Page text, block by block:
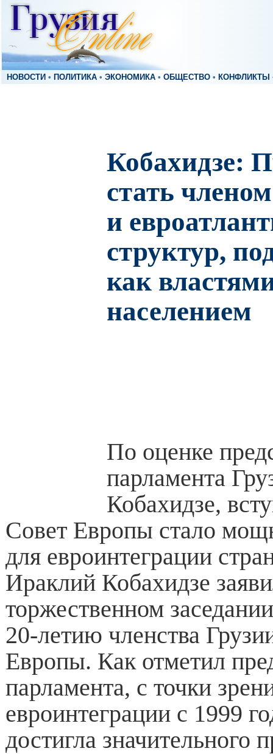
НОВОСТИ • ПОЛИТИКА • ЭКОНОМИКА • ОБЩЕСТВО • КОНФЛИКТЫ
Кобахидзе:
стать
и
структур,
как
населением
По оценке
парламента
Кобахидзе,
Совет Европы стало
для евроинтеграции
Ираклий Кобахидзе
торжественном
20-летию членства
Европы. Как отметил
парламента, с точки
евроинтеграции с 1999
достигла значительного